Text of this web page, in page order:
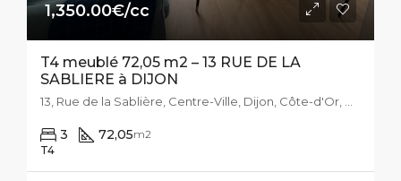
1,350.00€/cc
T4 meublé 72,05 m2 – 13 RUE DE LA
SABLIERE à DIJON
3 72,05m2
T4